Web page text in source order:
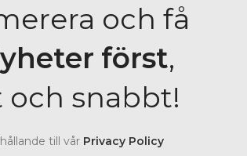
och få
först,
och snabbt!
till vår Privacy Policy